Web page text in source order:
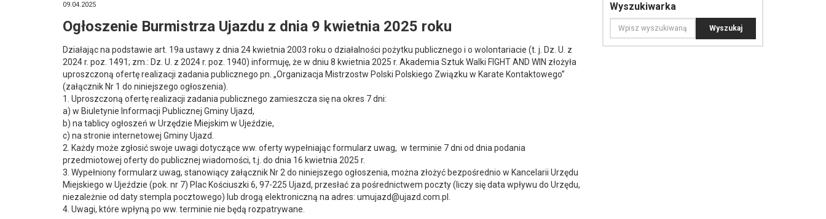
09.04.2025
Ogłoszenie Burmistrza Ujazdu z dnia 9 kwietnia 2025 roku
Działając na podstawie art. 19a ustawy z dnia 24 kwietnia 2003 roku o działalności pożytku publicznego i o wolontariacie (t. j. Dz. U. z
2024 r. poz. 1491; zm.: Dz. U. z 2024 r. poz. 1940) informuję, że w dniu 8 kwietnia 2025 r. Akademia Sztuk Walki FIGHT AND WIN złożyła
uproszczoną ofertę realizacji zadania publicznego pn. „Organizacja Mistrzostw Polski Polskiego Związku w Karate Kontaktowego”
(załącznik Nr 1 do niniejszego ogłoszenia).
1. Uproszczoną ofertę realizacji zadania publicznego zamieszcza się na okres 7 dni:
a) w Biuletynie Informacji Publicznej Gminy Ujazd,
b) na tablicy ogłoszeń w Urzędzie Miejskim w Ujeździe,
c) na stronie internetowej Gminy Ujazd.
2. Każdy może zgłosić swoje uwagi dotyczące ww. oferty wypełniając formularz uwag, w terminie 7 dni od dnia podania
przedmiotowej oferty do publicznej wiadomości, t.j. do dnia 16 kwietnia 2025 r.
3. Wypełniony formularz uwag, stanowiący załącznik Nr 2 do niniejszego ogłoszenia, można złożyć bezpośrednio w Kancelarii Urzędu
Miejskiego w Ujeździe (pok. nr 7) Plac Kościuszki 6, 97-225 Ujazd, przesłać za pośrednictwem poczty (liczy się data wpływu do Urzędu,
niezależnie od daty stempla pocztowego) lub drogą elektroniczną na adres: umujazd@ujazd.com.pl.
4. Uwagi, które wpłyną po ww. terminie nie będą rozpatrywane.
Wyszukiwarka